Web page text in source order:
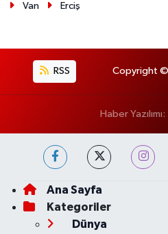
Van
Erciş
RSS Copyright ©
Haber Yazılımı:
Ana Sayfa
Kategoriler
Dünya